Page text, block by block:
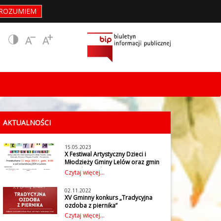
AKTUALNOŚCI
15.05.2023
X Festiwal Artystyczny Dzieci i
Młodzieży Gminy Lelów oraz gmin
sąsiadujących
W czwartek 11 maja 2023 r. w
Gminnym Ośrodku Kultury w
Lelowie odbył się X Festiwal
Artystyczny Dzieci i Młodzieży
Gminy Lelów oraz gmin
Czytaj więcej...
02.11.2022
XV Gminny konkurs „Tradycyjna
ozdoba z piernika”
Gminny Ośrodek Kultury w
Czytaj więcej...